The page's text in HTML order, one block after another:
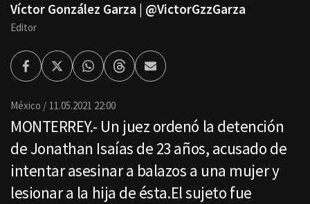
Víctor González Garza | @VictorGzzGarza
Editor
FacebookTwitterWhatsappThreadsEnviar
por
México 11.05.2021 22:00
MONTERREY.- Un juez ordenó la detención
de Jonathan Isaías de 23 años, acusado de
intentar asesinar a balazos a una mujer y
lesionar a la hija de ésta.El sujeto fue